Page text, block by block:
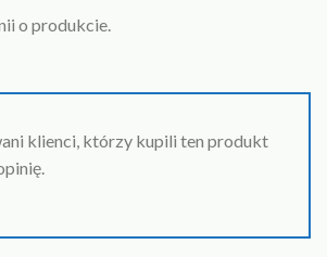
o produkcie.
klienci, którzy kupili ten produkt